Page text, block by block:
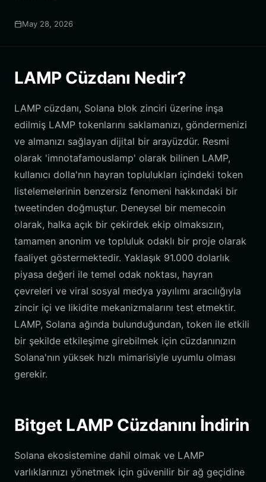
May 28, 2026
LAMP Cüzdanı Nedir?
LAMP cüzdanı, Solana blok zinciri üzerine inşa
edilmiş LAMP tokenlarını saklamanızı, göndermenizi
ve almanızı sağlayan dijital bir arayüzdür. Resmi
olarak 'imnotafamouslamp' olarak bilinen LAMP,
kullanıcı dolla'nın hayran toplulukları içindeki token
listelemelerinin benzersiz fenomeni hakkındaki bir
tweetinden doğmuştur. Deneysel bir memecoin
olarak, halka açık bir çekirdek ekip olmaksızın,
tamamen anonim ve topluluk odaklı bir proje olarak
faaliyet göstermektedir. Yaklaşık 91.000 dolarlık
piyasa değeri ile temel odak noktası, hayran
çevreleri ve viral sosyal medya yayılımı aracılığıyla
zincir içi ve likidite mekanizmalarını test etmektir.
LAMP, Solana ağında bulunduğundan, token ile etkili
bir şekilde etkileşime girebilmek için cüzdanınızın
Solana'nın yüksek hızlı mimarisiyle uyumlu olması
gerekir.
Bitget LAMP Cüzdanını İndirin
Solana ekosistemine dahil olmak ve LAMP
varlıklarınızı yönetmek için güvenilir bir ağ geçidine